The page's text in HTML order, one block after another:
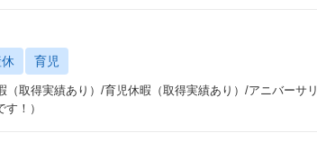
育児
取得実績あり）/育児休暇（取得実績あり）/アニバーサリ
！）